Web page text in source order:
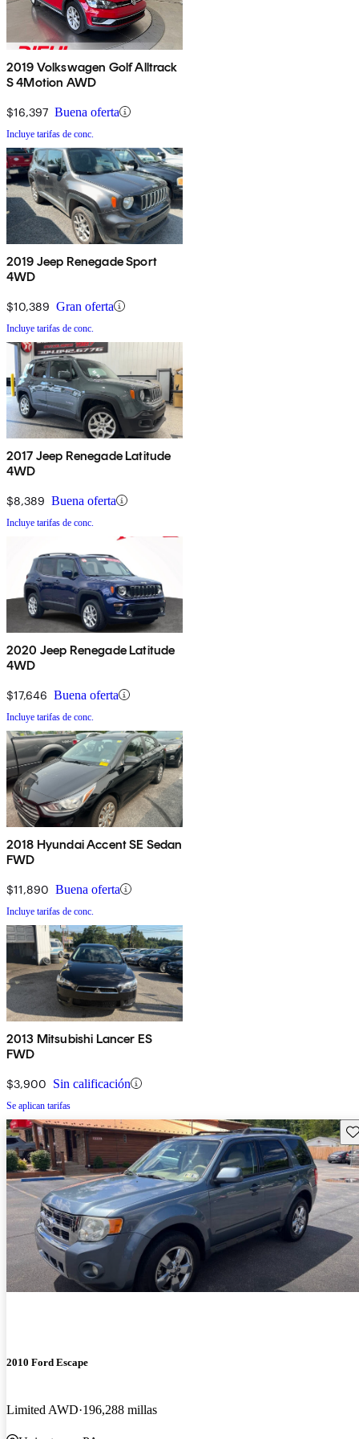
2019 Volkswagen Golf Alltrack
S 4Motion AWD
$16,397 Buena oferta
Incluye tarifas de conc.
2019 Jeep Renegade Sport
4WD
$10,389 Gran oferta
Incluye tarifas de conc.
2017 Jeep Renegade Latitude
4WD
$8,389 Buena oferta
Incluye tarifas de conc.
2020 Jeep Renegade Latitude
4WD
$17,646 Buena oferta
Incluye tarifas de conc.
2018 Hyundai Accent SE Sedan
FWD
$11,890 Buena oferta
Incluye tarifas de conc.
2013 Mitsubishi Lancer ES
FWD
$3,900 Sin calificación
Se aplican tarifas
2010 Ford Escape
Limited AWD 196,288 millas